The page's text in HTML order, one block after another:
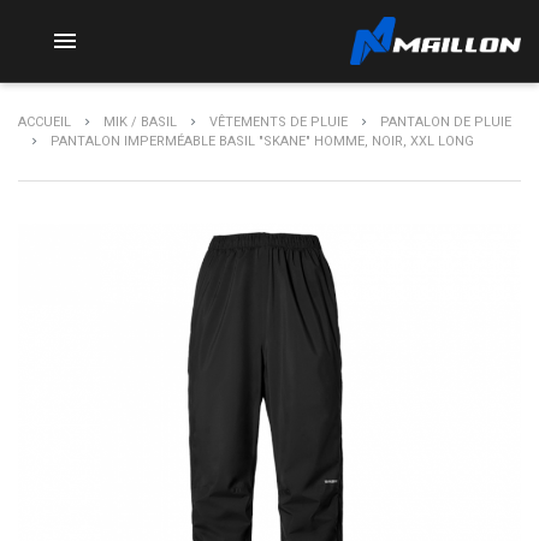

ACCUEIL MIK / BASIL VÊTEMENTS DE PLUIE
PANTALON DE PLUIE
PANTALON IMPERMÉABLE BASIL "SKANE" HOMME, NOIR, XXL LONG